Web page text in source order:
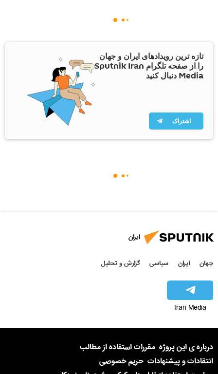
تازه ترین رویدادهای ایران و جهان
را از صفحه تلگرام Sputnik Iran
Media دنبال کنید
اشتراک
ایران
جهان ایران سیاسی گزارش و تحلیل
Iran Media
درباره ی این پروژه مقررات استفاده از مطالب
انتقادات و پیشنهادات حریم خصوصی